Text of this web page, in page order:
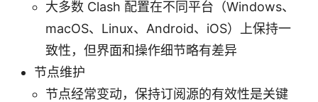
大多数 Clash 配置在不同平台（Windows、
macOS、Linux、Android、iOS）上保持一
致性，但界面和操作细节略有差异
节点维护
节点经常变动，保持订阅源的有效性是关键